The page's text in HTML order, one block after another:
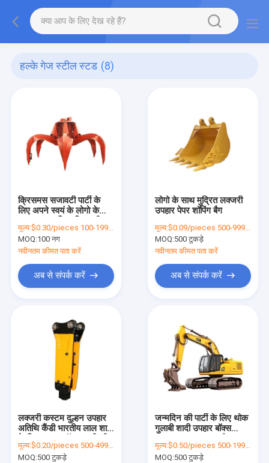
हल्के गेज स्टील स्टड (8)
क्रिसमस सजावटी पार्टी के
लिए अपने स्वयं के लोगो के
क्रिसमस क्राफ्ट पेपर उपहार
बैग
मूल्य:$0.30/pieces 100-1999 pieces
MOQ:100 नग
नवीनतम कीमत पता करें
अब से संपर्क करें
लोगो के साथ मुद्रित लक्जरी
उपहार पेपर शॉपिंग बैग
मूल्य:$0.09/pieces 500-999 pieces
MOQ:500 टुकड़े
नवीनतम कीमत पता करें
अब से संपर्क करें
लक्जरी कस्टम दुल्हन उपहार
अतिथि कैंडी भारतीय लाल शादी
सजावट के लिए उपहार
मूल्य:$0.20/pieces 500-4999 pieces
MOQ:500 टुकड़े
जन्मदिन की पार्टी के लिए थोक
गुलाबी शादी उपहार बॉक्स
मूल्य:$0.50/pieces 500-1999 pieces
MOQ:500 टुकड़े